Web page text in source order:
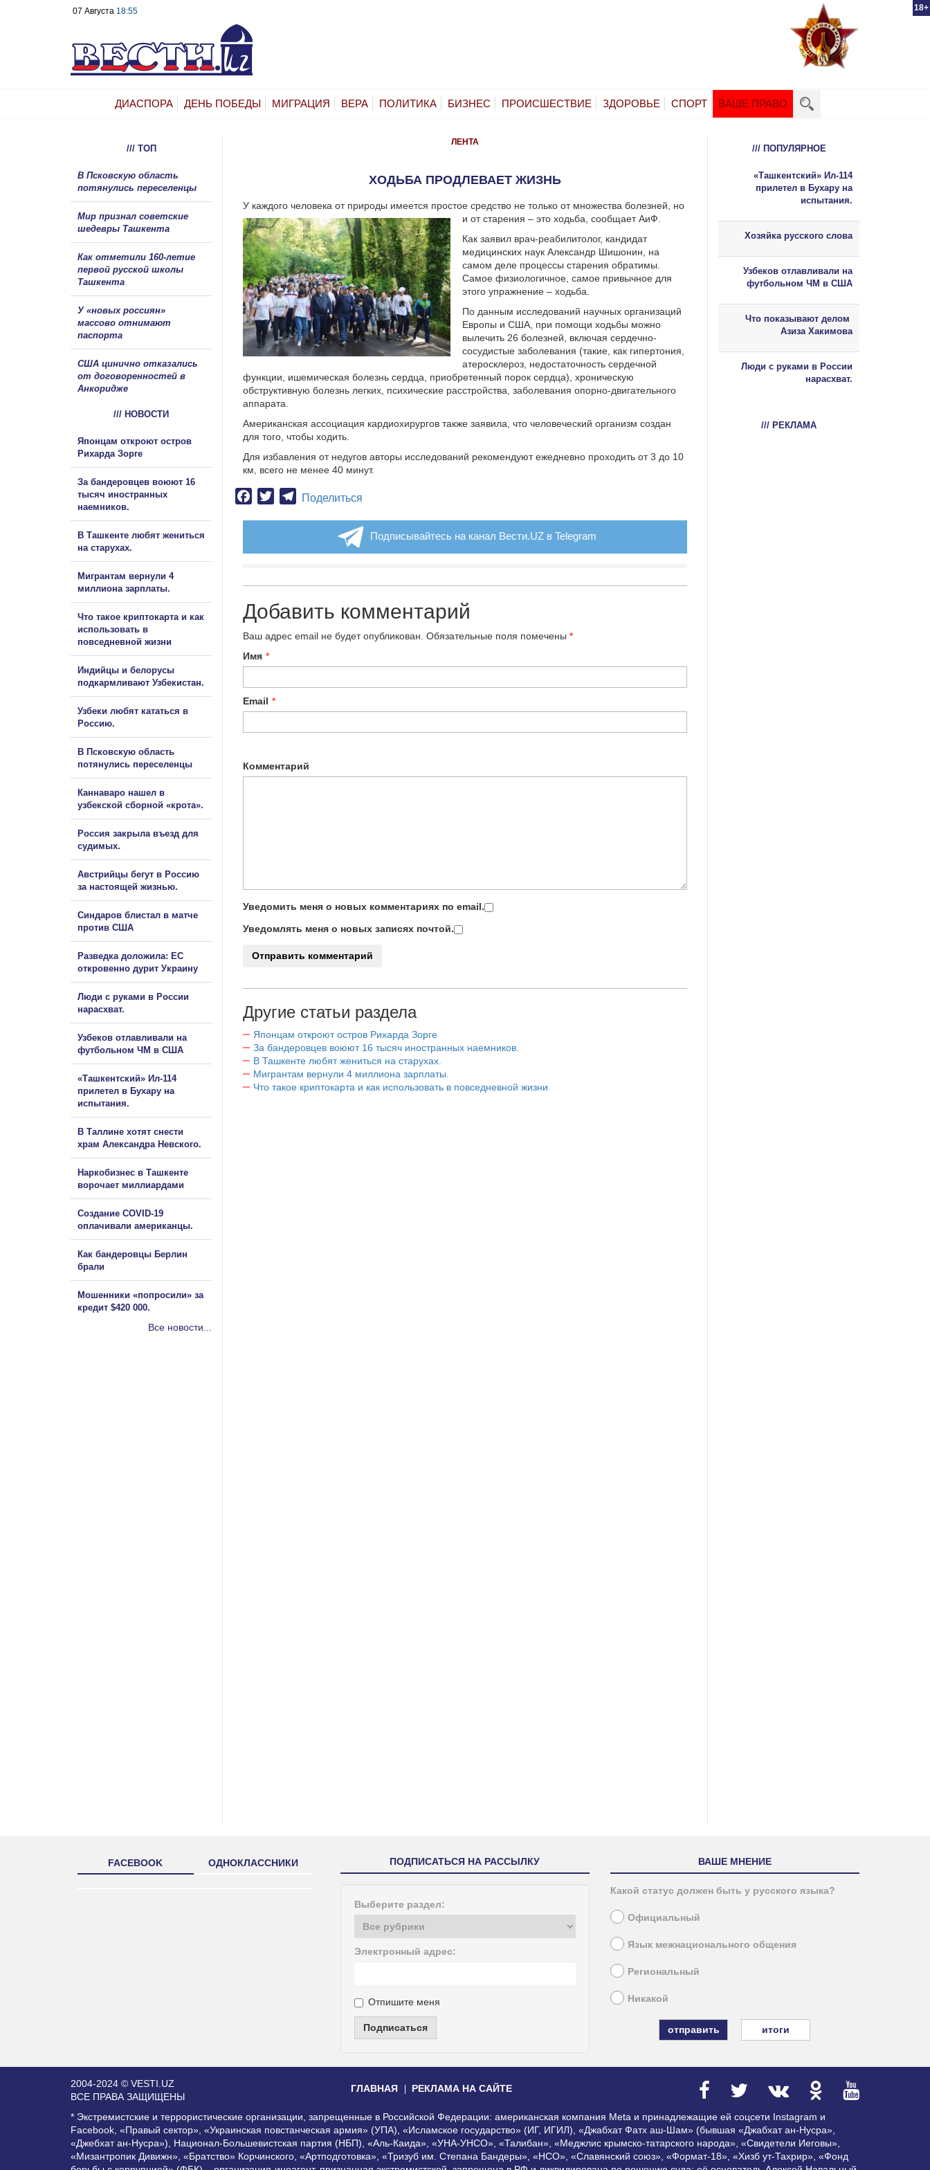
18+
07 Августа 18:55
ДИАСПОРА ДЕНЬ ПОБЕДЫ МИГРАЦИЯ ВЕРА ПОЛИТИКА БИЗНЕС ПРОИСШЕСТВИЕ ЗДОРОВЬЕ СПОРТ ВАШЕ ПРАВО
ЛЕНТА
ХОДЬБА ПРОДЛЕВАЕТ ЖИЗНЬ
У каждого человека от природы имеется простое средство не только от множества болезней, но
и от старения – это ходьба, сообщает АиФ.
Как заявил врач-реабилитолог, кандидат
медицинских наук Александр ­Шишонин, на
самом деле процессы старения обратимы.
Самое физиологичное, самое привычное для
этого упражнение – ходьба.
По данным исследований научных организаций
Европы и США, при помощи ходьбы можно
вылечить 26 болезней, включая сердечно-
сосудистые заболевания (такие, как гипертония,
атеросклероз, недостаточность сердечной
функции, ишемическая болезнь сердца, приобретенный порок сердца), хроническую
обструктивную болезнь легких, психические расстройства, заболевания опорно-двигательного
аппарата.
Американская ассоциация кардиохирургов также заявила, что человеческий организм создан
для того, чтобы ходить.
Для избавления от недугов авторы исследований рекомендуют ежедневно проходить от 3 до 10
км, всего не менее 40 минут.
Facebook
TwitterTelegram
Поделиться
Подписывайтесь на канал Вести.UZ в Telegram
Добавить комментарий
Ваш адрес email не будет опубликован. Обязательные поля помечены *
Имя *
Email *
Комментарий
Уведомить меня о новых комментариях по email.
Уведомлять меня о новых записях почтой.
Другие статьи раздела
Японцам откроют остров Рихарда Зорге
За бандеровцев воюют 16 тысяч иностранных наемников.
В Ташкенте любят жениться на старухах.
Мигрантам вернули 4 миллиона зарплаты.
Что такое криптокарта и как использовать в повседневной жизни
/// ТОП
В Псковскую область
потянулись переселенцы
Мир признал советские
шедевры Ташкента
Как отметили 160-летие
первой русской школы
Ташкента
У «новых россиян»
массово отнимают
паспорта
США цинично отказались
от договоренностей в
Анкоридже
/// НОВОСТИ
Японцам откроют остров
Рихарда Зорге
За бандеровцев воюют 16
тысяч иностранных
наемников.
В Ташкенте любят жениться
на старухах.
Мигрантам вернули 4
миллиона зарплаты.
Что такое криптокарта и как
использовать в
повседневной жизни
Индийцы и белорусы
подкармливают Узбекистан.
Узбеки любят кататься в
Россию.
В Псковскую область
потянулись переселенцы
Каннаваро нашел в
узбекской сборной «крота».
Россия закрыла въезд для
судимых.
Австрийцы бегут в Россию
за настоящей жизнью.
Синдаров блистал в матче
против США
Разведка доложила: ЕС
откровенно дурит Украину
Люди с руками в России
нарасхват.
Узбеков отлавливали на
футбольном ЧМ в США
«Ташкентский» Ил-114
прилетел в Бухару на
испытания.
В Таллине хотят снести
храм Александра Невского.
Наркобизнес в Ташкенте
ворочает миллиардами
Создание COVID-19
оплачивали американцы.
Как бандеровцы Берлин
брали
Мошенники «попросили» за
кредит $420 000.
Все новости...
/// ПОПУЛЯРНОЕ
«Ташкентский» Ил-114
прилетел в Бухару на
испытания.
Хозяйка русского слова
Узбеков отлавливали на
футбольном ЧМ в США
Что показывают делом
Азиза Хакимова
Люди с руками в России
нарасхват.
/// РЕКЛАМА
FACEBOOK ОДНОКЛАССНИКИ ПОДПИСАТЬСЯ НА РАССЫЛКУ
Выберите раздел:
Электронный адрес:
Отпишите меня
Подписаться
ВАШЕ МНЕНИЕ
Какой статус должен быть у русского языка?
Официальный
Язык межнационального общения
Региональный
Никакой
итоги
2004-2024 © VESTI.UZ
ВСЕ ПРАВА ЗАЩИЩЕНЫ
ГЛАВНАЯ РЕКЛАМА НА САЙТЕ
* Экстремистские и террористические организации, запрещенные в Российской Федерации: американская компания Meta и принадлежащие ей соцсети Instagram и
Facebook, «Правый сектор», «Украинская повстанческая армия» (УПА), «Исламское государство» (ИГ, ИГИЛ), «Джабхат Фатх аш-Шам» (бывшая «Джабхат ан-Нусра»,
«Джебхат ан-Нусра»), Национал-Большевистская партия (НБП), «Аль-Каида», «УНА-УНСО», «Талибан», «Меджлис крымско-татарского народа», «Свидетели Иеговы»,
«Мизантропик Дивижн», «Братство» Корчинского, «Артподготовка», «Тризуб им. Степана Бандеры», «НСО», «Славянский союз», «Формат-18», «Хизб ут-Тахрир», «Фонд